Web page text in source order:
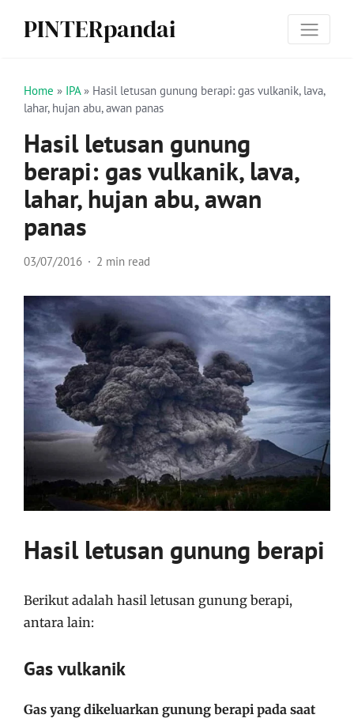
PINTERpandai
Home » IPA» Hasil letusan gunung berapi: gas vulkanik, lava,
lahar, hujan abu, awan panas
Hasil letusan gunung
berapi: gas vulkanik, lava,
lahar, hujan abu, awan
panas
03/07/2016 2 min read
Hasil letusan gunung berapi
Berikut adalah hasil letusan gunung berapi,
antara lain:
Gas vulkanik
Gas yang dikeluarkan gunung berapi pada saat